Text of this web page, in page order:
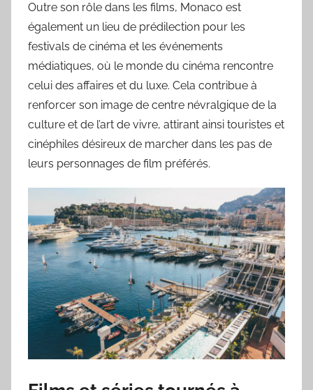
Outre son rôle dans les films, Monaco est
également un lieu de prédilection pour les
festivals de cinéma et les événements
médiatiques, où le monde du cinéma rencontre
celui des affaires et du luxe. Cela contribue à
renforcer son image de centre névralgique de la
culture et de l’art de vivre, attirant ainsi touristes et
cinéphiles désireux de marcher dans les pas de
leurs personnages de film préférés.